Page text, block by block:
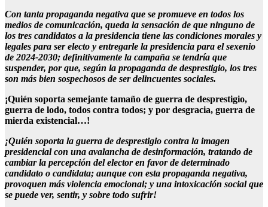
Con tanta propaganda negativa que se promueve en todos los
medios de comunicación, queda la sensación de que ninguno de
los tres candidatos a la presidencia tiene las condiciones morales y
legales para ser electo y entregarle la presidencia para el sexenio
de 2024-2030; definitivamente la campaña se tendría que
suspender, por que, según la propaganda de desprestigio, los tres
son más bien sospechosos de ser delincuentes sociales.
¡Quién soporta semejante tamaño de guerra de desprestigio,
guerra de lodo, todos contra todos; y por desgracia, guerra de
mierda existencial…!
¡Quién soporta la guerra de desprestigio contra la imagen
presidencial con una avalancha de desinformación, tratando de
cambiar la percepción del elector en favor de determinado
candidato o candidata; aunque con esta propaganda negativa,
provoquen más violencia emocional; y una intoxicación social que
se puede ver, sentir, y sobre todo sufrir!